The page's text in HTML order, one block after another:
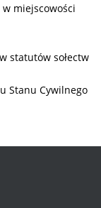
miejscowości
statutów sołectw
Stanu Cywilnego